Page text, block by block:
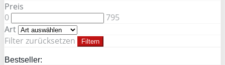
Preis
0
795
Art
Filter zurücksetzen
Filtern
Bestseller: